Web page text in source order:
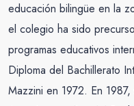
educación bilingüe en la
el colegio ha sido
programas educativos
Diploma del Bachillerato
Mazzini en 1972. En